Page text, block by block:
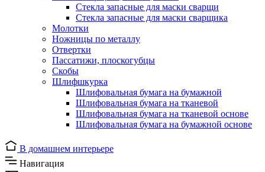
Стекла запасные для маски сварщи
Стекла запасные для маски сварщика
Молотки
Ножницы по металлу
Отвертки
Пассатижи, плоскогубцы
Скобы
Шлифшкурка
Шлифовальная бумага на бумажной
Шлифовальная бумага на тканевой
Шлифовальная бумага на тканевой основе
Шлифовальная бумага на бумажной основе
В домашнем интерьере
Навигация